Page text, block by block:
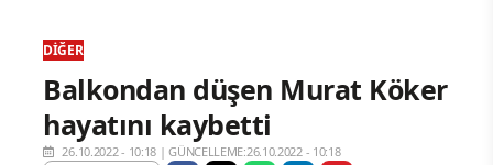
DIĞER
Balkondan düşen Murat Köker
hayatını kaybetti
26.10.2022 - 10:18 |GÜNCELLEME:26.10.2022 - 10:18